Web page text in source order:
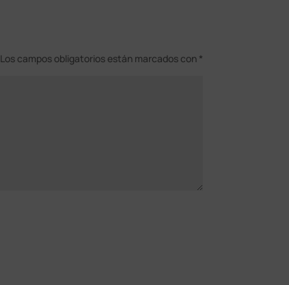
Los campos obligatorios están marcados con *